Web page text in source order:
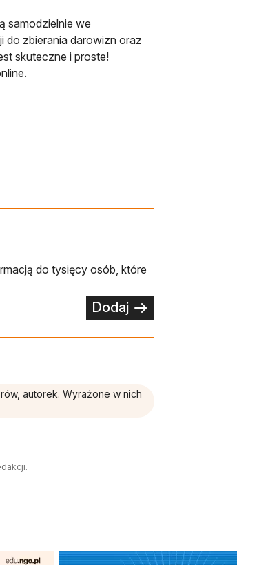
samodzielnie we
do zbierania darowizn oraz
skuteczne i proste!
do tysięcy osób, które
Dodaj
autorek. Wyrażone w nich